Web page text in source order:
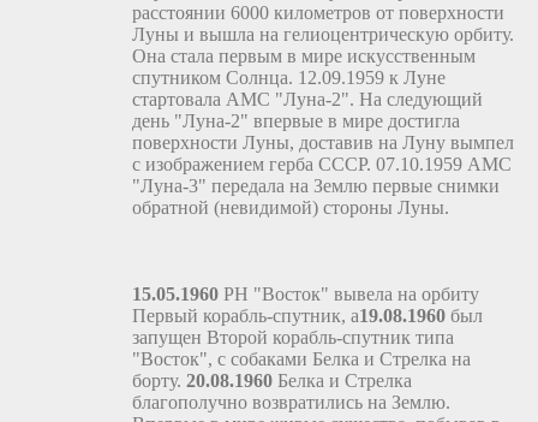
расстоянии 6000 километров от поверхности
Луны и вышла на гелиоцентрическую орбиту.
Она стала первым в мире искусственным
спутником Солнца. 12.09.1959 к Луне
стартовала АМС "Луна-2". На следующий
день "Луна-2" впервые в мире достигла
поверхности Луны, доставив на Луну вымпел
с изображением герба СССР. 07.10.1959 АМС
"Луна-3" передала на Землю первые снимки
обратной (невидимой) стороны Луны.
15.05.1960 РН "Восток" вывела на орбиту
Первый корабль-спутник, а19.08.1960 был
запущен Второй корабль-спутник типа
"Восток", с собаками Белка и Стрелка на
борту. 20.08.1960 Белка и Стрелка
благополучно возвратились на Землю.